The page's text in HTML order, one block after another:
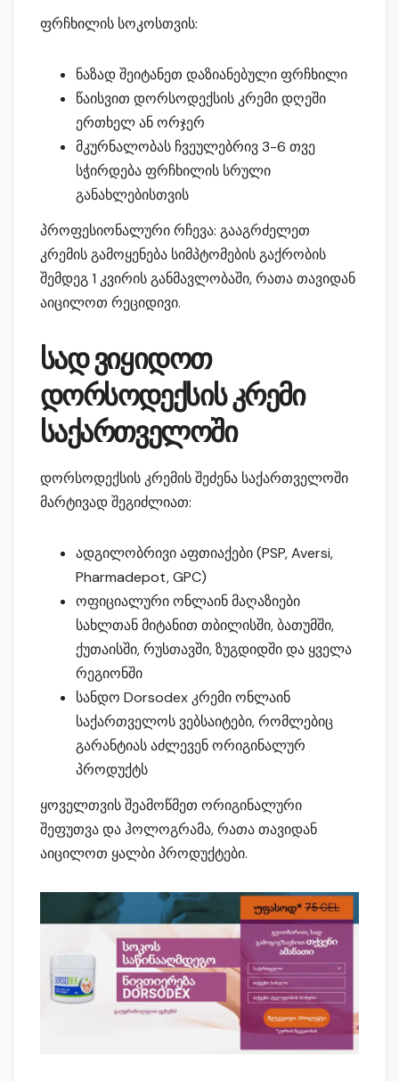
ფრჩხილის სოკოსთვის:
ნაზად შეიტანეთ დაზიანებული ფრჩხილი
წაისვით დორსოდექსის კრემი დღეში
ერთხელ ან ორჯერ
მკურნალობას ჩვეულებრივ 3-6 თვე
სჭირდება ფრჩხილის სრული
განახლებისთვის
პროფესიონალური რჩევა: გააგრძელეთ
კრემის გამოყენება სიმპტომების გაქრობის
შემდეგ 1 კვირის განმავლობაში, რათა თავიდან
აიცილოთ რეციდივი.
სად ვიყიდოთ
დორსოდექსის კრემი
საქართველოში
დორსოდექსის კრემის შეძენა საქართველოში
მარტივად შეგიძლიათ:
ადგილობრივი აფთიაქები (PSP, Aversi,
Pharmadepot, GPC)
ოფიციალური ონლაინ მაღაზიები
სახლთან მიტანით თბილისში, ბათუმში,
ქუთაისში, რუსთავში, ზუგდიდში და ყველა
რეგიონში
სანდო Dorsodex კრემი ონლაინ
საქართველოს ვებსაიტები, რომლებიც
გარანტიას აძლევენ ორიგინალურ
პროდუქტს
ყოველთვის შეამოწმეთ ორიგინალური
შეფუთვა და ჰოლოგრამა, რათა თავიდან
აიცილოთ ყალბი პროდუქტები.